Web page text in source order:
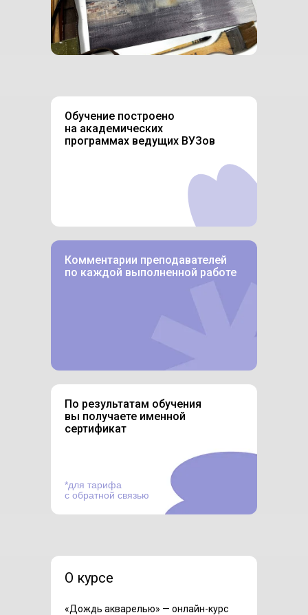
По результатам обучения
вы получаете именной
сертификат
*для тарифа
с обратной связью
Комментарии преподавателей
по каждой выполненной работе
Обучение построено
на академических
программах ведущих ВУЗов
О курсе
«Дождь акварелью» — онлайн-курс